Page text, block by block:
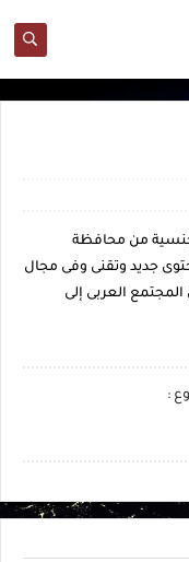
من محافظة
جديد وتقنى وفى مجال
العربى إلى
: